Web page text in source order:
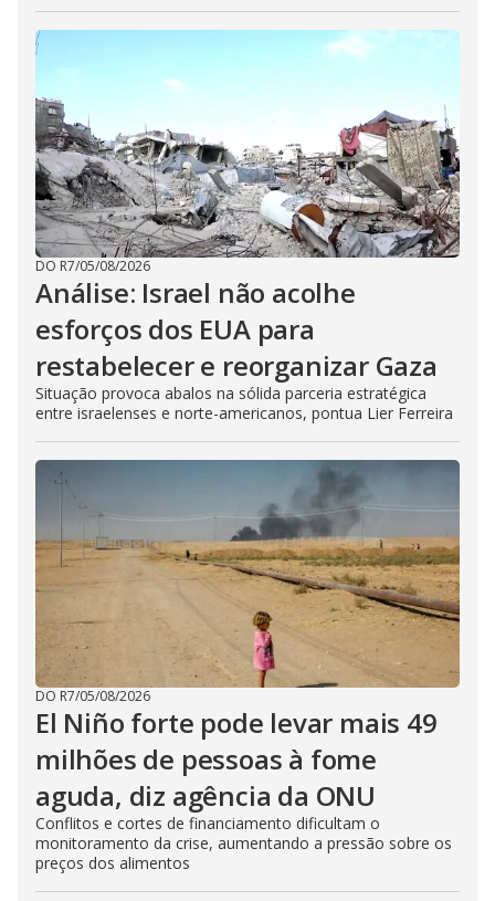
DO R7/05/08/2026
Análise: Israel não acolhe
esforços dos EUA para
restabelecer e reorganizar Gaza
Situação provoca abalos na sólida parceria estratégica
entre israelenses e norte-americanos, pontua Lier Ferreira
DO R7/05/08/2026
El Niño forte pode levar mais 49
milhões de pessoas à fome
aguda, diz agência da ONU
Conflitos e cortes de financiamento dificultam o
monitoramento da crise, aumentando a pressão sobre os
preços dos alimentos